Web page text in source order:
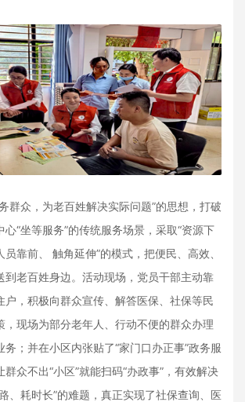
群众，为老百姓解决实际问题”的思想，打破
“坐等服务”的传统服务场景，采取“资源下
靠前、 触角延伸”的模式，把便民、高效、
到老百姓身边。活动现场，党员干部主动靠
户，积极向群众宣传、解答医保、社保等民
，现场为部分老年人、行动不便的群众办理
；并在小区内张贴了“家门口办正事”政务服
众不出“小区”就能扫码“办政事”，有效解决
、耗时长”的难题，真正实现了社保查询、医